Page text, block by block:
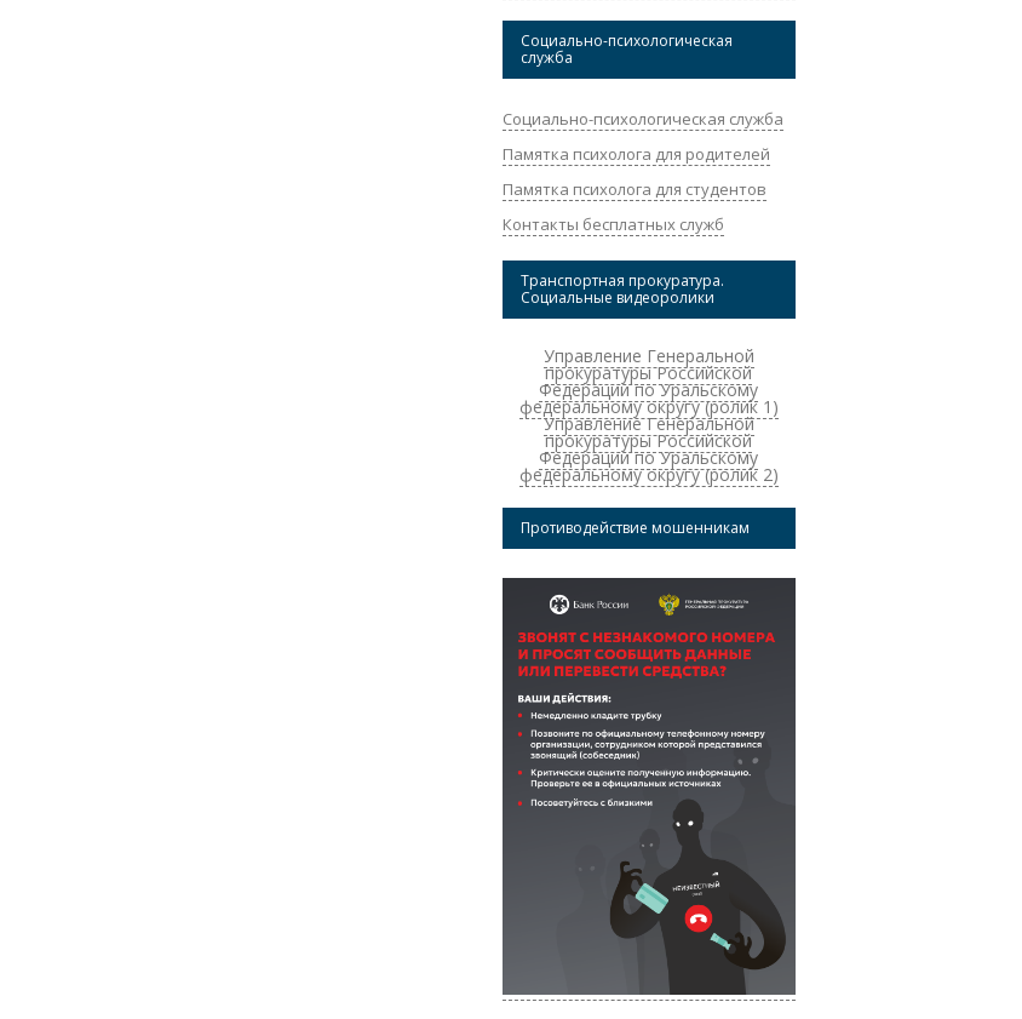
Социально-психологическая
служба
Социально-психологическая служба
Памятка психолога для родителей
Памятка психолога для студентов
Контакты бесплатных служб
Транспортная прокуратура.
Социальные видеоролики
Управление Генеральной
прокуратуры Российской
Федерации по Уральскому
федеральному округу (ролик 1)
Управление Генеральной
прокуратуры Российской
Федерации по Уральскому
федеральному округу (ролик 2)
Противодействие мошенникам